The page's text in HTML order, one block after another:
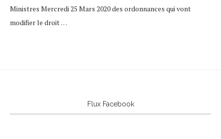
Ministres Mercredi 25 Mars 2020 des ordonnances qui vont
modifier le droit …
Flux Facebook